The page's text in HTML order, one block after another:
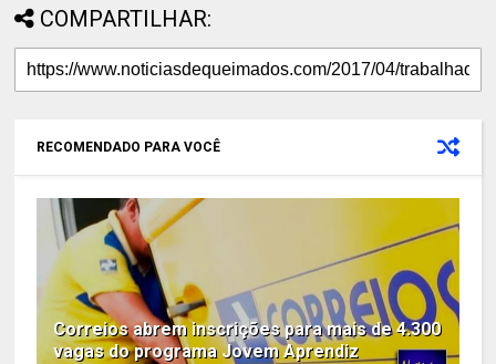
COMPARTILHAR:
RECOMENDADO PARA VOCÊ
Correios abrem inscrições para mais de 4.300
vagas do programa Jovem Aprendiz